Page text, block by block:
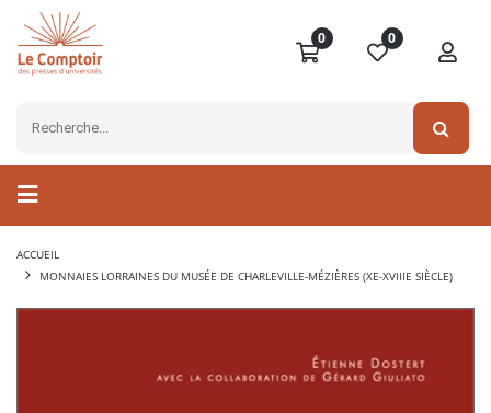
0 0
ACCUEIL
MONNAIES LORRAINES DU MUSÉE DE CHARLEVILLE-MÉZIÈRES (XE-XVIIIE SIÈCLE)